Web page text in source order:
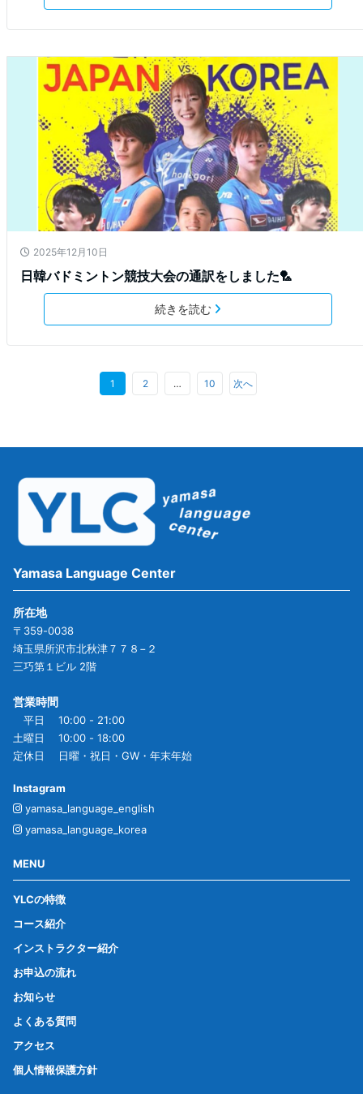
2025年12月10日
日韓バドミントン競技大会の通訳をしました🏸
続きを読む
1 2 … 10 次へ
Yamasa Language Center
所在地
〒359-0038
埼玉県所沢市北秋津７７８−２
三巧第１ビル 2階
営業時間
平日 10:00 - 21:00
土曜日 10:00 - 18:00
定休日 日曜・祝日・GW・年末年始
Instagram
yamasa_language_english
yamasa_language_korea
MENU
YLCの特徴
コース紹介
インストラクター紹介
お申込の流れ
お知らせ
よくある質問
アクセス
個人情報保護方針